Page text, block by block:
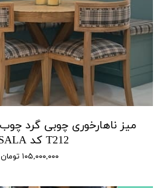
T212 کد XSALA
۱۰۵,۰۰۰,۰۰۰ تومان